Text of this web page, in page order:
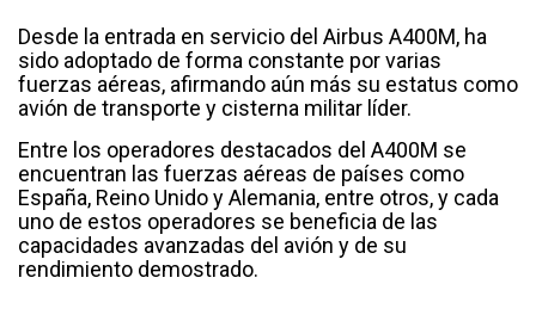
Desde la entrada en servicio del Airbus A400M, ha
sido adoptado de forma constante por varias
fuerzas aéreas, afirmando aún más su estatus como
avión de transporte y cisterna militar líder.
Entre los operadores destacados del A400M se
encuentran las fuerzas aéreas de países como
España, Reino Unido y Alemania, entre otros, y cada
uno de estos operadores se beneficia de las
capacidades avanzadas del avión y de su
rendimiento demostrado.